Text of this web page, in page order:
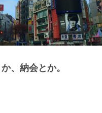
、納会とか。